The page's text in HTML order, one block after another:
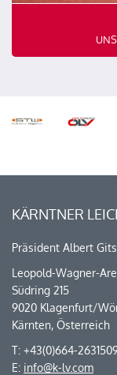
KÄRNTNER
Präsident Albert
Leopold-Wagner-
Südring 215
9020 Klagenfurt/
Kärnten, Österreich
T: +43(0)664-
E: info@k-lv.com